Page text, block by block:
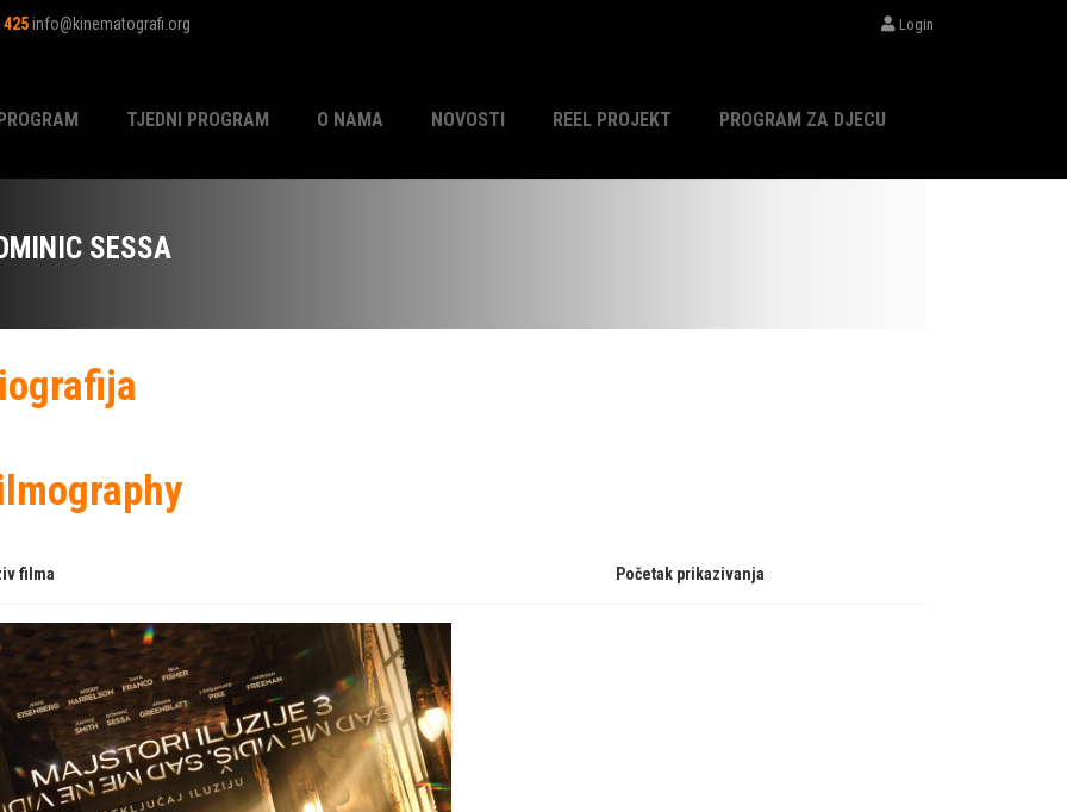
info@kinematografi.org Login
TJEDNI PROGRAM O NAMA NOVOSTI REEL PROJEKT PROGRAM ZA DJECU
SESSA
filma Početak prikazivanja